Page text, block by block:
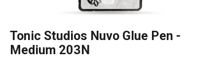
Tonic Studios Nuvo Glue Pen -
Medium 203N